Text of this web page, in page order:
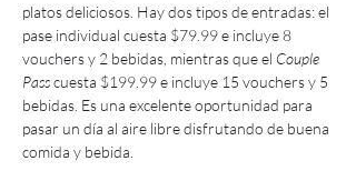
platos deliciosos. Hay dos tipos de entradas: el
pase individual cuesta $79.99 e incluye 8
vouchers y 2 bebidas, mientras que el Couple
Pass cuesta $199.99 e incluye 15 vouchers y 5
bebidas. Es una excelente oportunidad para
pasar un día al aire libre disfrutando de buena
comida y bebida.